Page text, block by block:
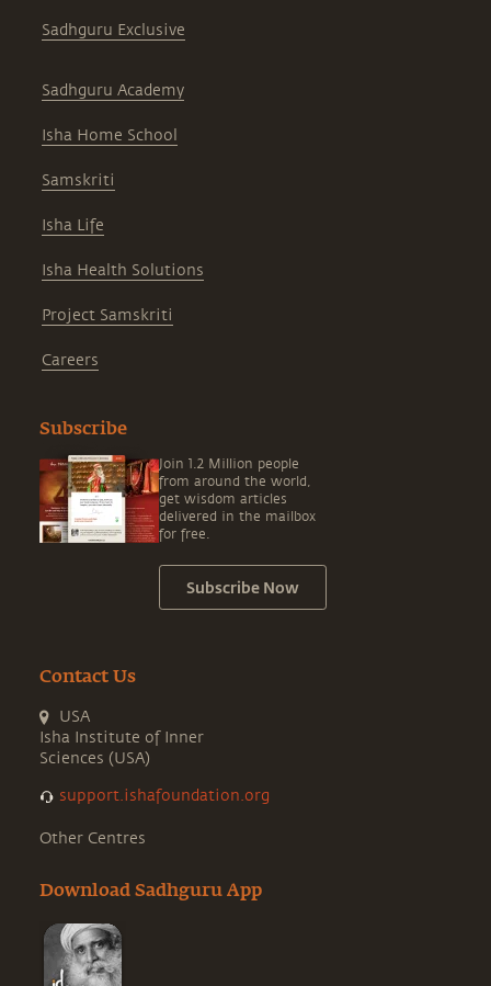
Sadhguru Exclusive
Sadhguru Academy
Isha Home School
Samskriti
Isha Life
Isha Health Solutions
Project Samskriti
Careers
Subscribe
Join 1.2 Million people
from around the world,
get wisdom articles
delivered in the mailbox
for free.
Subscribe Now
Contact Us
USA
Isha Institute of Inner
Sciences (USA)
support.ishafoundation.org
Other Centres
Download Sadhguru App